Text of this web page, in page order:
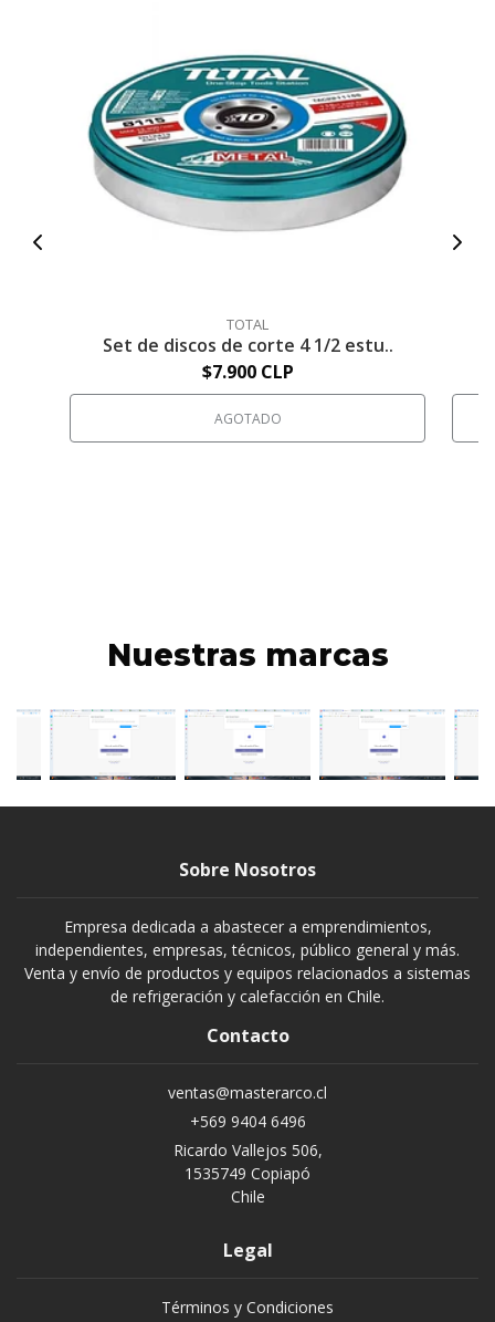
TOTAL
Set de discos de corte 4 1/2 estu..
$7.900 CLP
AGOTADO
Nuestras marcas
Sobre Nosotros
Empresa dedicada a abastecer a emprendimientos,
independientes, empresas, técnicos, público general y más.
Venta y envío de productos y equipos relacionados a sistemas
de refrigeración y calefacción en Chile.
Contacto
ventas@masterarco.cl
+569 9404 6496
Ricardo Vallejos 506,
1535749 Copiapó
Chile
Legal
Términos y Condiciones